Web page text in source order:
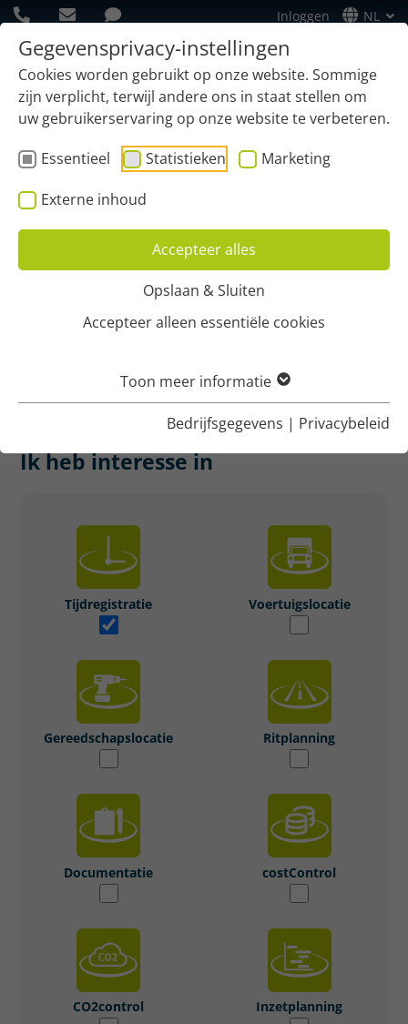
Gegevensprivacy-instellingen
Cookies worden gebruikt op onze website. Sommige
zijn verplicht, terwijl andere ons in staat stellen om
uw gebruikerservaring op onze website te verbeteren.
Essentieel
Statistieken Marketing
Externe inhoud
Accepteer alles
Opslaan & Sluiten
Accepteer alleen essentiële cookies
Toon meer informatie
Bedrijfsgegevens | Privacybeleid
Inloggen NL
VRAAG EEN GRATIS
OFFERTE AAN
Ik heb interesse in
Tijdregistratie Voertuigslocatie
Gereedschapslocatie Ritplanning
Documentatie costControl
CO2control Inzetplanning